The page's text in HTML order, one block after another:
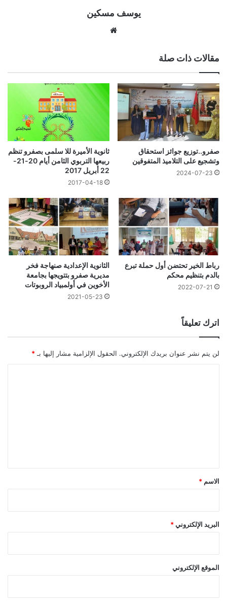
يوسف مسكين
مقالات ذات صلة
صفرو..توزيع جوائز استحقاق
وتشجيع على التلاميذ المتفوقين
2024-07-23
ثانوية الأميرة للا سلمى بصفرو تنظم
ربيعها التربوي الثامن أيام 20-21-
22 أبريل 2017
2017-04-18
رباط الخير تحتضن أول حملة تبرع
بالدم بتنظيم محكم
2022-07-21
الثانوية الإعدادية صنهاجة فخر
مديرية صفرو بتتويجها بجامعة
الأخوين في أولمبياد الروبوتات
2021-05-23
اترك تعليقاً
لن يتم نشر عنوان بريدك الإلكتروني. الحقول الإلزامية مشار إليها بـ *
*
الاسم *
البريد الإلكتروني *
الموقع الإلكتروني